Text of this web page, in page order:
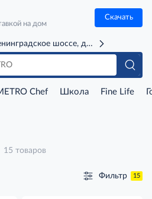
на дом
Скачать
шоссе, д. 71Г (м. Речной
Chef Школа Fine Life
15 товаров
Фильтр 15